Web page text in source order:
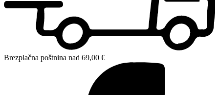
Brezplačna poštnina nad 69,00 €